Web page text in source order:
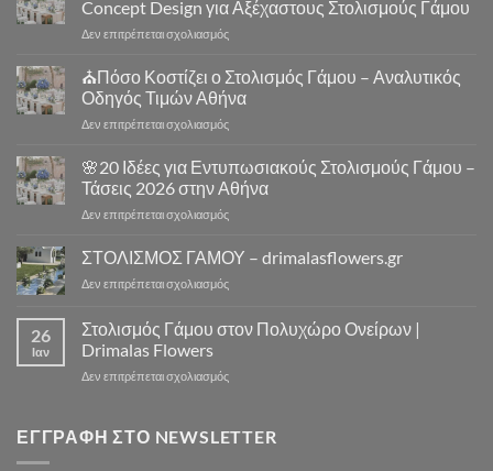
–
Στολισμός
Εκκλησίας
|
Flowers
Concept Design για Αξέχαστους Στολισμούς Γάμου
Δεν επιτρέπεται σχολιασμόςστο
Στολισμός
Γάμου
Εκκλησία
Αθήνα
10
Μοναδικά
Concept
Design
Αξέχαστους
Γάμου
⛪Πόσο Κοστίζει ο Στολισμός Γάμου – Αναλυτικός
Οδηγός Τιμών Αθήνα
Δεν επιτρέπεται σχολιασμόςστο
Κοστίζει
ο
Στολισμός
–
Οδηγός
Αθήνα
🌸20 Ιδέες για Εντυπωσιακούς Στολισμούς Γάμου –
Τάσεις 2026 στην Αθήνα
Δεν επιτρέπεται σχολιασμόςστο
20
Ιδέες
για
Στολισμούς
Τάσεις
Αθήνα
ΣΤΟΛΙΣΜΟΣ ΓΑΜΟΥ – drimalasflowers.gr
Δεν επιτρέπεται σχολιασμόςστο
ΓΑΜΟΥ
–
26
Ιαν
Στολισμός Γάμου στον Πολυχώρο Ονείρων |
Drimalas Flowers
Δεν επιτρέπεται σχολιασμόςστο
στον
ΕΓΓΡΑΦΉ ΣΤΟ NEWSLETTER